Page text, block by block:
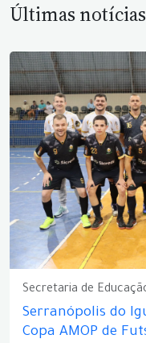
Últimas notícias
Secretaria de
Serranópolis do
Copa AMOP de